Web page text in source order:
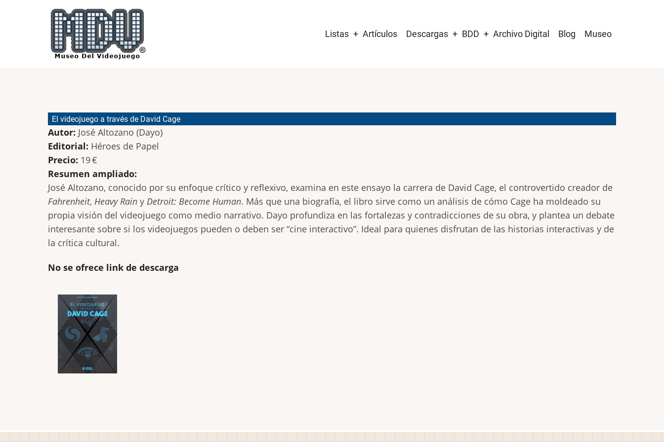
navigation
Listas Artículos Descargas BDD Archivo Digital Blog Museo
El videojuego a través de David Cage
Autor: José Altozano (Dayo)
Editorial: Héroes de Papel
Precio: 19 €
Resumen ampliado:
José Altozano, conocido por su enfoque crítico y reflexivo, examina en este ensayo la carrera de David Cage, el controvertido creador de
Fahrenheit, Heavy Rain y Detroit: Become Human. Más que una biografía, el libro sirve como un análisis de cómo Cage ha moldeado su
propia visión del videojuego como medio narrativo. Dayo profundiza en las fortalezas y contradicciones de su obra, y plantea un debate
interesante sobre si los videojuegos pueden o deben ser “cine interactivo”. Ideal para quienes disfrutan de las historias interactivas y de
la crítica cultural.
No se ofrece link de descarga